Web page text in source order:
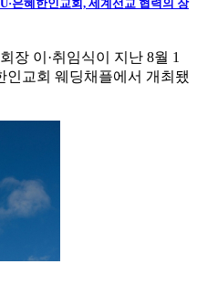
은혜한인교회, 세계선교 협력의 장
장 이·취임식이 지난 8월 1
인교회 웨딩채플에서 개최됐